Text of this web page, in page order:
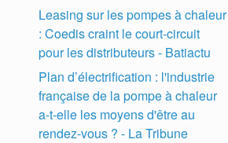
Leasing sur les pompes à chaleur
: Coedis craint le court-circuit
pour les distributeurs - Batiactu
Plan d’électrification : l'industrie
française de la pompe à chaleur
a-t-elle les moyens d'être au
rendez-vous ? - La Tribune